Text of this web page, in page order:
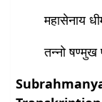
महासेनाय
तन्नो षण्मुख